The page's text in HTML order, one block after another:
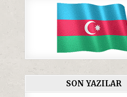
SON YAZILAR